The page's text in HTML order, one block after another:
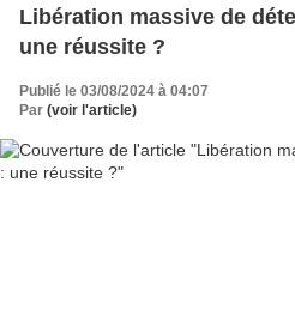
Libération massive de
une réussite ?
Publié le 03/08/2024 à 04:07
Par (voir l'article)